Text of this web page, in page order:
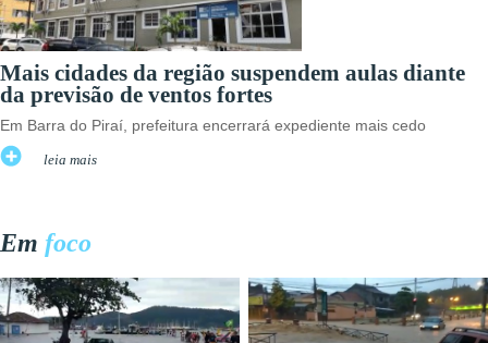
Mais cidades da região suspendem aulas diante
da previsão de ventos fortes
Em Barra do Piraí, prefeitura encerrará expediente mais cedo
leia mais
Em foco